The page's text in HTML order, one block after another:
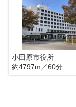
小田原市役所
約4797m／60分